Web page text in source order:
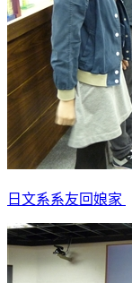
日文系系友回娘家